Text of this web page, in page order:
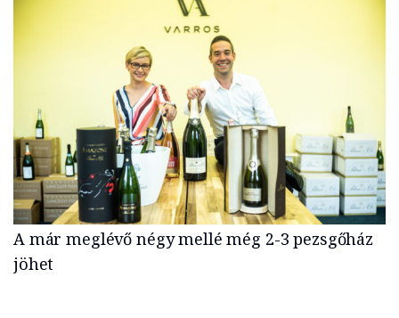
A már meglévő négy mellé még 2-3 pezsgőház
jöhet